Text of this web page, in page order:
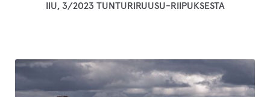
IIU, 3/2023 TUNTURIRUUSU-RIIPUKSESTA